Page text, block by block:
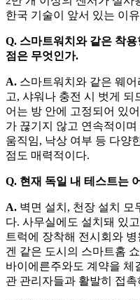
한국 기술이 앞서 있는 이
Q. 스마트워치와 같은 착
점은 무엇인가.
A. 스마트워치와 같은 웨
고, 샤워나 충전 시 벗게 되
어는 방 안에 고정되어 있
가 끊기지 않고 연속적이
움직임, 낙상 여부 등 다양
점도 매력적이다.
Q. 현재 독일 내 테스트는
A. 벽면 설치, 천장 설치 모
다. 사무실에도 설치돼 있
트럭에 장착해 전시회와
겐 같은 도시의 스마트홈
바이에른주와도 계약을 체
관 관리자들과 활발히 접촉